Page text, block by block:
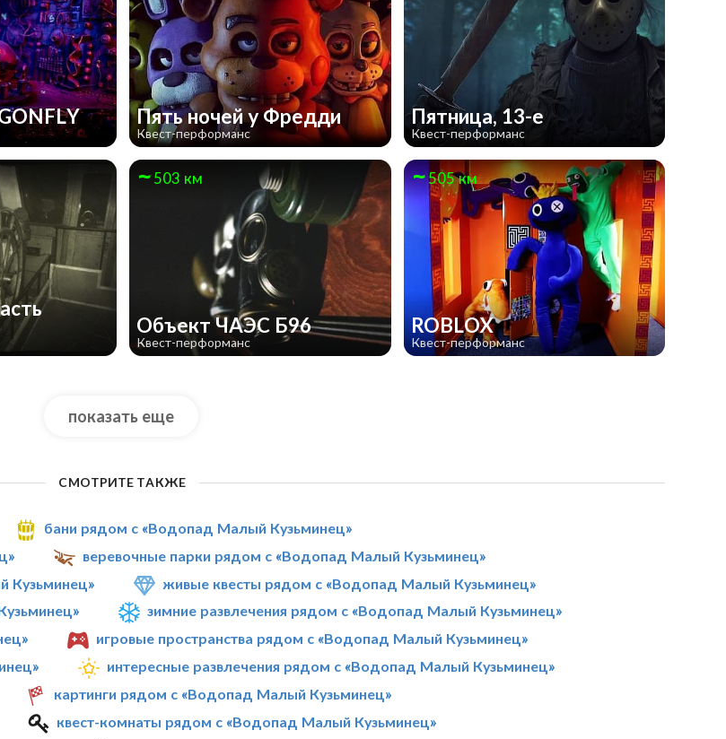
Пять ночей у Фредди
Квест-перформанс
Пятница, 13-е
Квест-перформанс
503 км
Объект ЧАЭС Б96
Квест-перформанс
505 км
ROBLOX
Квест-перформанс
показать еще
СМОТРИТЕ ТАКЖЕ
бани рядом с «Водопад Малый Кузьминец»
веревочные парки рядом с «Водопад Малый Кузьминец»
Кузьминец»
живые квесты рядом с «Водопад Малый Кузьминец»
зимние развлечения рядом с «Водопад Малый Кузьминец»
игровые пространства рядом с «Водопад Малый Кузьминец»
интересные развлечения рядом с «Водопад Малый Кузьминец»
картинги рядом с «Водопад Малый Кузьминец»
квест-комнаты рядом с «Водопад Малый Кузьминец»